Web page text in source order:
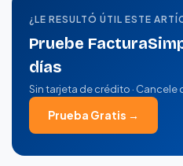
¿LE RESULTÓ ÚTIL ESTE
Pruebe
días
Sin tarjeta de crédito · Cancele
Prueba Gratis →